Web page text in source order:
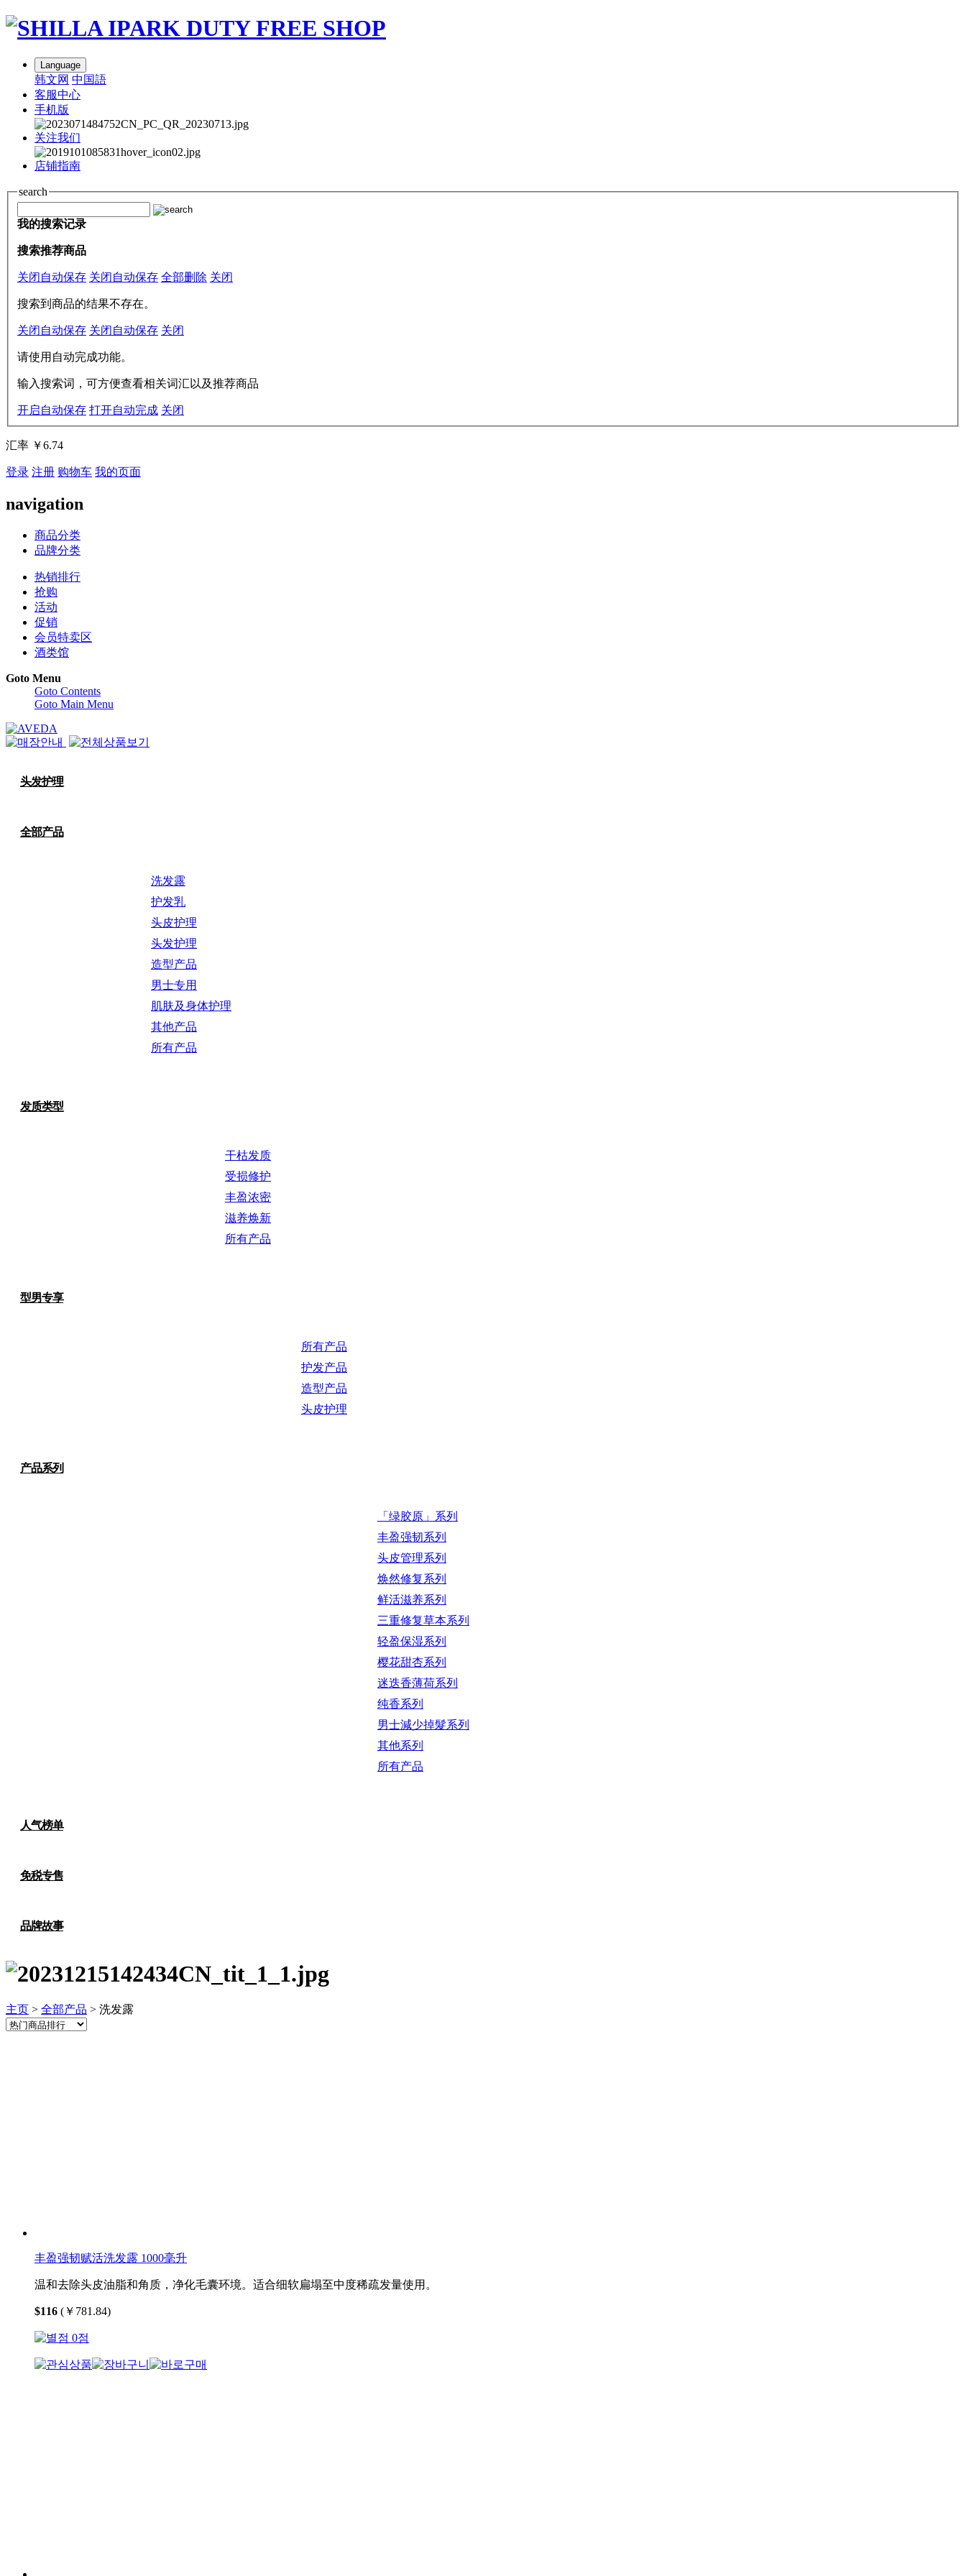
Language
韩文网 中国語
客服中心
手机版
关注我们
店铺指南
search
我的搜索记录
搜索推荐商品
关闭自动保存 关闭自动保存 全部删除 关闭
搜索到商品的结果不存在。
关闭自动保存 关闭自动保存 关闭
请使用自动完成功能。
输入搜索词，可方便查看相关词汇以及推荐商品
开启自动保存 打开自动完成 关闭
汇率 ￥6.74
登录 注册 购物车 我的页面
navigation
商品分类
品牌分类
热销排行
抢购
活动
促销
会员特卖区
酒类馆
Goto Menu
Goto Contents
Goto Main Menu
头发护理
全部产品
洗发露
护发乳
头皮护理
头发护理
造型产品
男士专用
肌肤及身体护理
其他产品
所有产品
发质类型
干枯发质
受损修护
丰盈浓密
滋养焕新
所有产品
型男专享
所有产品
护发产品
造型产品
头皮护理
产品系列
「绿胶原」系列
丰盈强韧系列
头皮管理系列
焕然修复系列
鲜活滋养系列
三重修复草本系列
轻盈保湿系列
樱花甜杏系列
迷迭香薄荷系列
纯香系列
男士減少掉髮系列
其他系列
所有产品
人气榜单
免税专售
品牌故事
主页 > 全部产品 > 洗发露
丰盈强韧赋活洗发露 1000毫升
温和去除头皮油脂和角质，净化毛囊环境。适合细软扁塌至中度稀疏发量使用。
$116 (￥781.84)